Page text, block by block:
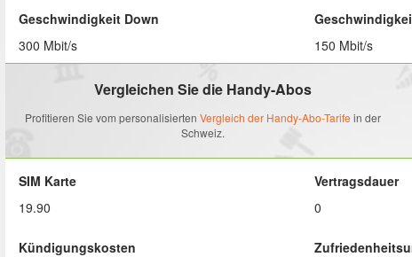
Geschwindigkeit Down
300 Mbit/s
150 Mbit/s
Vergleichen Sie die Handy-Abos
Profitieren Sie vom personalisierten Vergleich der Handy-Abo-Tarife in der
Schweiz.
SIM Karte
19.90
Vertragsdauer
0
Kündigungskosten